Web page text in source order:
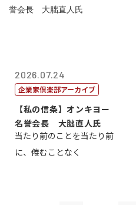
2026.07.24
企業家倶楽部アーカイブ
【私の信条】オンキヨー
名誉会長 大朏直人氏
当たり前のことを当たり前
に、倦むことなく